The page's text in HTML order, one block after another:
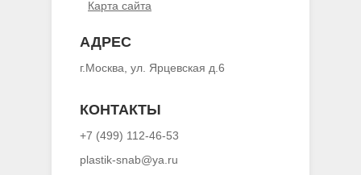
Карта сайта
АДРЕС
г.Москва, ул. Ярцевская д.6
КОНТАКТЫ
+7 (499) 112-46-53
plastik-snab@ya.ru